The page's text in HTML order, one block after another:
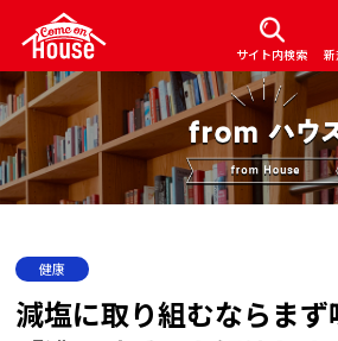
サイト内検索
健康
減塩に取り組むならま